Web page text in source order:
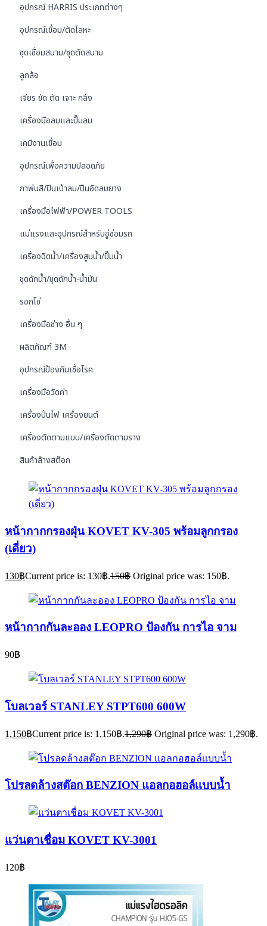
อุปกรณ์ HARRIS ประเภทต่างๆ
อุปกรณ์เชื่อม/ตัดโลหะ
ชุดเชื่อมสนาม/ชุดตัดสนาม
ลูกล้อ
เจียร ขัด ตัด เจาะ กลึง
เครื่องมือลมและปั๊มลม
เคมีงานเชื่อม
อุปกรณ์เพื่อความปลอดภัย
กาพ่นสี/ปืนเป่าลม/ปืนอัดลมยาง
เครื่องมือไฟฟ้า/POWER TOOLS
แม่แรงและอุปกรณ์สำหรับอู่ซ่อมรถ
เครื่องฉีดน้ำ/เครื่องสูบน้ำ/ปั๊มน้ำ
ชุดดักน้ำ/ชุดดักน้ำ-น้ำมัน
รอกโซ่
เครื่องมือช่าง อื่น ๆ
ผลิตภัณฑ์ 3M
อุปกรณ์ป้องกันเชื้อโรค
เครื่องมือวัดค่า
เครื่องปั่นไฟ เครื่องยนต์
เครื่องตัดตามแบบ/เครื่องตัดตามราง
สินค้าล้างสต๊อก
หน้ากากกรองฝุ่น KOVET KV-305 พร้อมลูกกรอง
(เดี่ยว)
130฿Current price is: 130฿.150฿ Original price was: 150฿.
หน้ากากกันละออง LEOPRO ป้องกัน การไอ จาม
90฿
โบลเวอร์ STANLEY STPT600 600W
1,150฿Current price is: 1,150฿.1,290฿ Original price was: 1,290฿.
โปรลดล้างสต๊อก BENZION แอลกอฮอล์เเบบน้ำ
แว่นตาเชื่อม KOVET KV-3001
120฿